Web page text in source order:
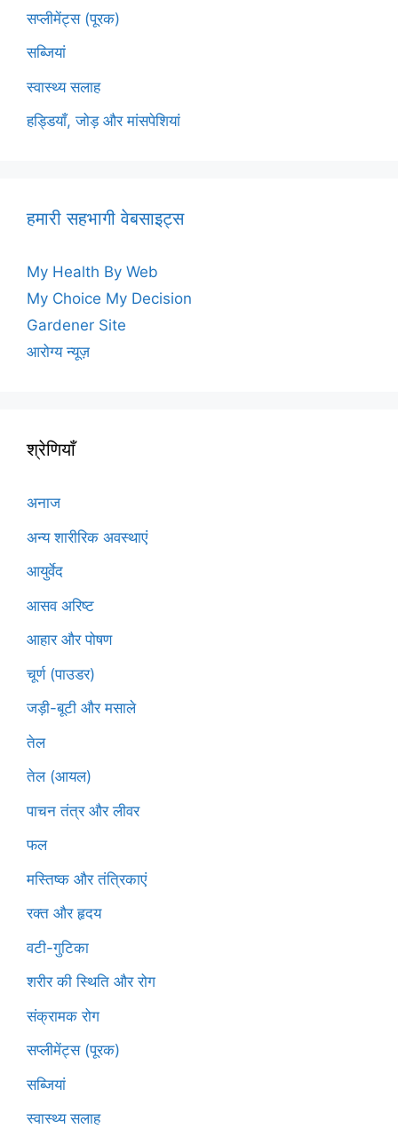
सप्लीमेंट्स (पूरक)
सब्जियां
स्वास्थ्य सलाह
हड्डियाँ, जोड़ और मांसपेशियां
हमारी सहभागी वेबसाइट्स
My Health By Web
My Choice My Decision
Gardener Site
आरोग्य न्यूज़
श्रेणियाँ
अनाज
अन्य शारीरिक अवस्थाएं
आयुर्वेद
आसव अरिष्ट
आहार और पोषण
चूर्ण (पाउडर)
जड़ी-बूटी और मसाले
तेल
तेल (आयल)
पाचन तंत्र और लीवर
फल
मस्तिष्क और तंत्रिकाएं
रक्त और हृदय
वटी-गुटिका
शरीर की स्थिति और रोग
संक्रामक रोग
सप्लीमेंट्स (पूरक)
सब्जियां
स्वास्थ्य सलाह